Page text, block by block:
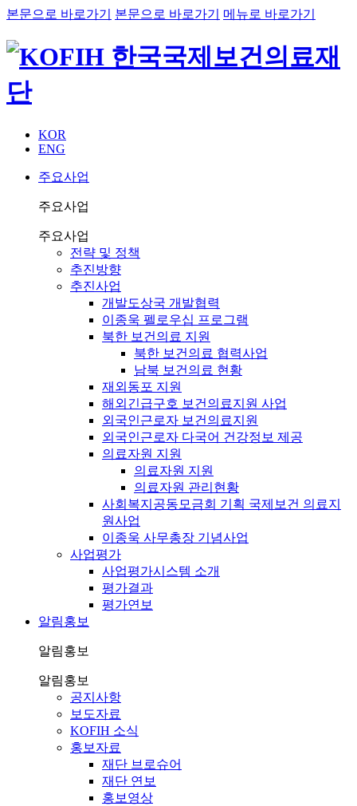
본문으로 바로가기 본문으로 바로가기 메뉴로 바로가기
KOR
ENG
주요사업
주요사업
주요사업
전략 및 정책
추진방향
추진사업
개발도상국 개발협력
이종욱 펠로우십 프로그램
북한 보건의료 지원
북한 보건의료 협력사업
남북 보건의료 현황
재외동포 지원
해외긴급구호 보건의료지원 사업
외국인근로자 보건의료지원
외국인근로자 다국어 건강정보 제공
의료자원 지원
의료자원 지원
의료자원 관리현황
사회복지공동모금회 기획 국제보건 의료지
원사업
이종욱 사무총장 기념사업
사업평가
사업평가시스템 소개
평가결과
평가연보
알림홍보
알림홍보
알림홍보
공지사항
보도자료
KOFIH 소식
홍보자료
재단 브로슈어
재단 연보
홍보영상